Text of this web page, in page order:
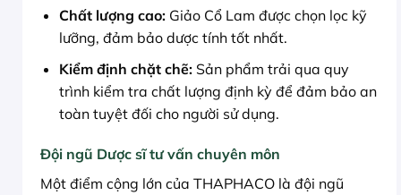
Chất lượng cao:Giảo Cổ Lam được chọn lọc kỹ
lưỡng, đảm bảo dược tính tốt nhất.
Kiểm định chặt chẽ:Sản phẩm trải qua quy
trình kiểm tra chất lượng định kỳ để đảm bảo an
toàn tuyệt đối cho người sử dụng.
Đội ngũ Dược sĩ tư vấn chuyên môn
Một điểm cộng lớn của THAPHACO là đội ngũ